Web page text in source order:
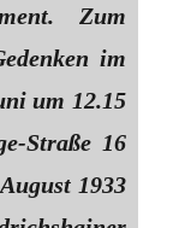
Zum
im
um 12.15
Straße 16
1933